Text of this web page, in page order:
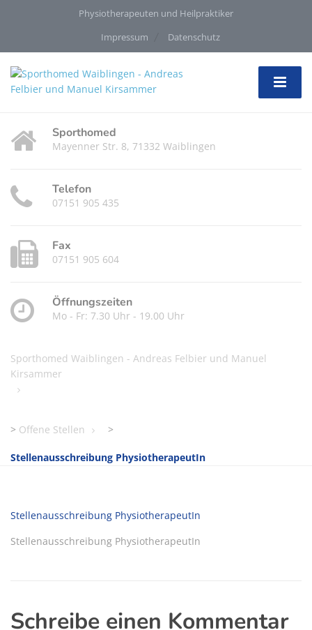
Physiotherapeuten und Heilpraktiker
Impressum
Datenschutz
Sporthomed
Mayenner Str. 8, 71332 Waiblingen
Telefon
07151 905 435
Fax
07151 905 604
Öffnungszeiten
Mo - Fr: 7.30 Uhr - 19.00 Uhr
Sporthomed Waiblingen - Andreas Felbier und Manuel
Kirsammer
> Offene Stellen >
Stellenausschreibung PhysiotherapeutIn
Stellenausschreibung PhysiotherapeutIn
Stellenausschreibung PhysiotherapeutIn
Schreibe einen Kommentar